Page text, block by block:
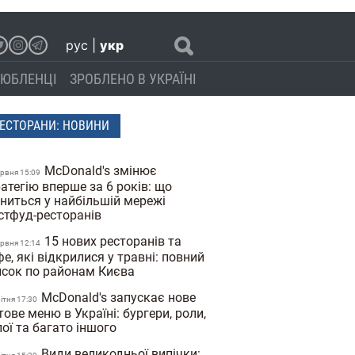
рус укр
ЗРОБЛЕНО В УКРАЇНІ
НОВИНИ
15:09
McDonald's змінює
вперше за 6 років: що
у найбільшій мережі
ресторанів
12:14 15 нових ресторанів та
які відкрилися у травні: повний
по районам Києва
17:30
McDonald's запускає нове
меню в Україні: бургери, роли,
та багато іншого